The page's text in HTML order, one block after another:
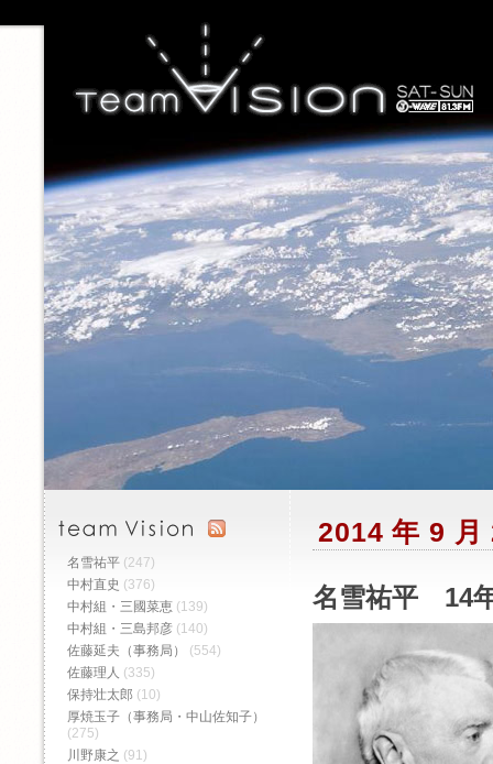
2014 年 9 月
名雪祐平 14
名雪祐平 (247)
中村直史 (376)
中村組・三國菜恵 (139)
中村組・三島邦彦 (140)
佐藤延夫（事務局）
(554)
佐藤理人 (335)
保持壮太郎 (10)
厚焼玉子（事務局・中山佐知子）
(275)
川野康之 (91)